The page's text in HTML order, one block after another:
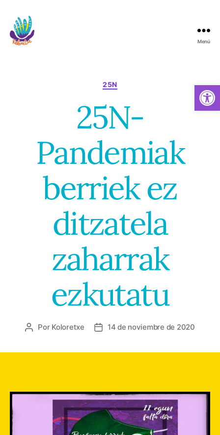
Abrir barra de herramientas
Menú
Categorías
25N
25N-
Pandemiak
berriek ez
ditzatela
zaharrak
ezkutatu
Autor
Por Koloretxe
Fecha14 de noviembre de 2020